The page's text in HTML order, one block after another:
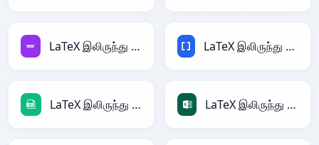
LaTeX இலிருந்து Avro LaTeX இலிருந்து BBCode
LaTeX இலிருந்து CSV LaTeX இலிருந்து Excel